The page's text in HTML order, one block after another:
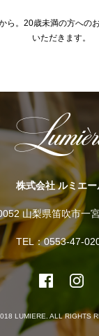
ら。20歳未満の方への
いただきます。
株式会社 ルミエー
山梨県笛吹市一
TEL：0553-47-
LUMIERE. ALL RIGHTS